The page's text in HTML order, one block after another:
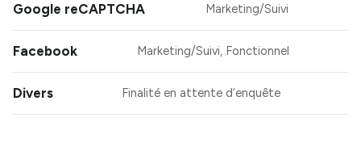
Google reCAPTCHA Marketing/Suivi
Facebook Marketing/Suivi, Fonctionnel
Divers Finalité en attente d’enquête